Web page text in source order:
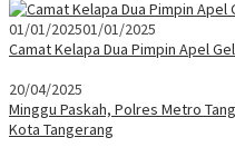
01/01/202501/01/2025
Camat Kelapa Dua Pimpin Apel
20/04/2025
Minggu Paskah, Polres Metro
Kota Tangerang